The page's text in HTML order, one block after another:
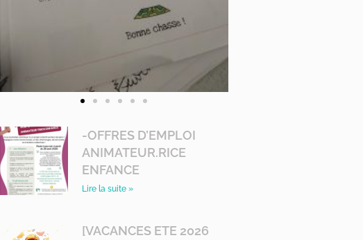
-OFFRES D’EMPLOI
ANIMATEUR.RICE
ENFANCE
Lire la suite »
[VACANCES ETE 2026